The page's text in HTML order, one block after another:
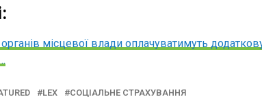
місцевої влади оплачуватимуть
LEX СОЦІАЛЬНЕ СТРАХУВАННЯ